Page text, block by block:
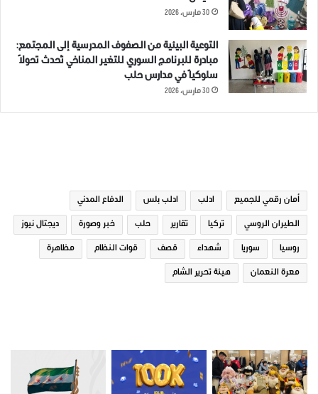
30 مارس، 2026
التوعية البيئية من الصفوف المدرسية إلى المجتمع:
مبادرة للبرنامج السوري للتغير المناخي تُحدث تحولاً
سلوكياً في مدارس حلب
30 مارس، 2026
أمان رقمي للجميع ادلب ادلب بلس الدفاع المدني
الطيران الروسي تركيا تقارير حلب خبر وصورة ديجتال نيوز
روسيا سوريا شهداء قصف قوات النظام مظاهرة
معرة النعمان هيئة تحرير الشام